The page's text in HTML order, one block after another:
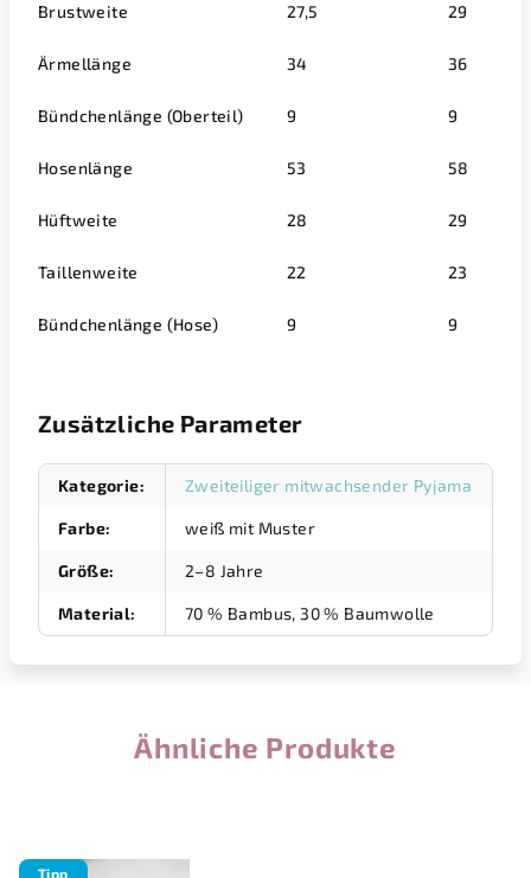
Brustweite 27,5 29
Ärmellänge 34 36
Bündchenlänge (Oberteil) 9 9
Hosenlänge 53 58
Hüftweite 28 29
Taillenweite 22 23
Bündchenlänge (Hose) 9 9
Zusätzliche Parameter
Kategorie: Zweiteiliger mitwachsender Pyjama
Farbe: weiß mit Muster
Größe: 2–8 Jahre
Material: 70 % Bambus, 30 % Baumwolle
Ähnliche Produkte
Tipp